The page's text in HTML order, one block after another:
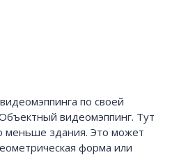
по своей
видеомэппинг. Тут
меньше здания. Это может
форма или